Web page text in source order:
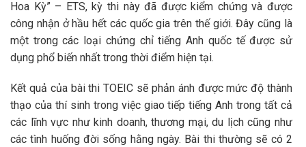
Hoa Kỳ” – ETS, kỳ thi này đã được kiểm chứng và được
công nhận ở hầu hết các quốc gia trên thế giới. Đây cũng là
một trong các loại chứng chỉ tiếng Anh quốc tế được sử
dụng phổ biến nhất trong thời điểm hiện tại.
Kết quả của bài thi TOEIC sẽ phản ánh được mức độ thành
thạo của thí sinh trong việc giao tiếp tiếng Anh trong tất cả
các lĩnh vực như kinh doanh, thương mại, du lịch cũng như
các tình huống đời sống hằng ngày. Bài thi thường sẽ có 2